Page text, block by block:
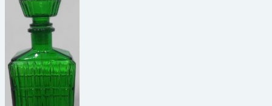
meubels
reclamevoorwerpen/merken
curiosa
schilderijen
CONTACT